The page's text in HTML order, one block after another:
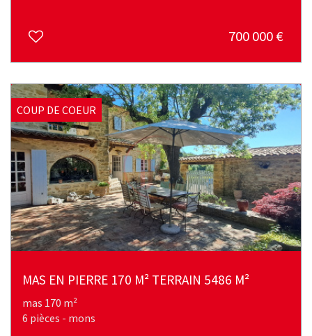
700 000€
COUP DE COEUR
MAS EN PIERRE 170 M² TERRAIN 5486 M²
mas 170 m²
6 pièces - mons